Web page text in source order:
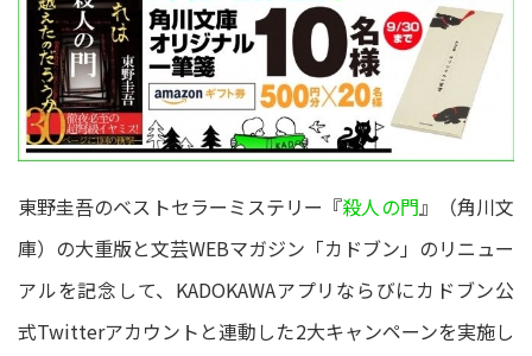
東野圭吾のベストセラーミステリー『殺人の門』（角川文
庫）の大重版と文芸WEBマガジン「カドブン」のリニュー
アルを記念して、KADOKAWAアプリならびにカドブン公
式Twitterアカウントと連動した2大キャンペーンを実施し